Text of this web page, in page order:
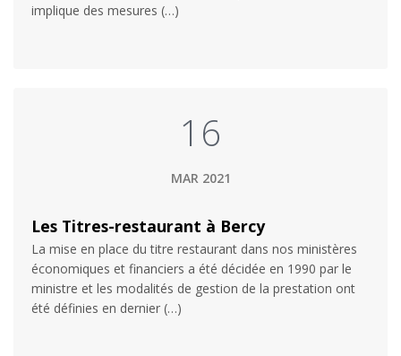
implique des mesures (…)
16
MAR 2021
Les Titres-restaurant à Bercy
La mise en place du titre restaurant dans nos ministères
économiques et financiers a été décidée en 1990 par le
ministre et les modalités de gestion de la prestation ont
été définies en dernier (…)